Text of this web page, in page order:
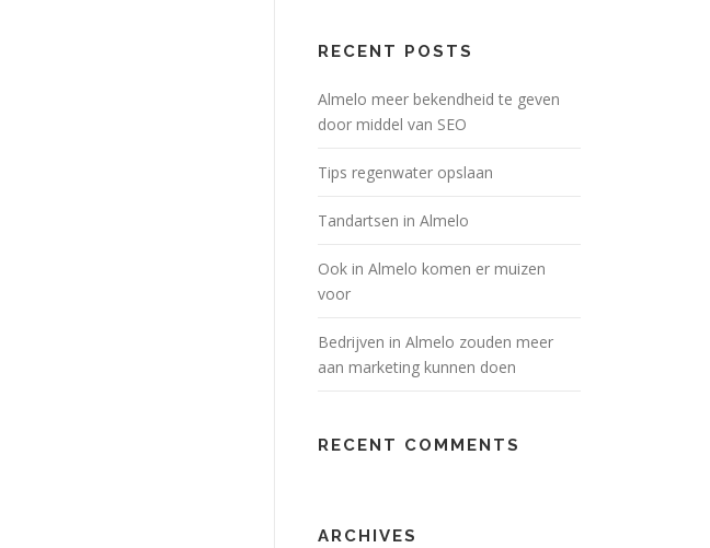
RECENT POSTS
Almelo meer bekendheid te geven
door middel van SEO
Tips regenwater opslaan
Tandartsen in Almelo
Ook in Almelo komen er muizen
voor
Bedrijven in Almelo zouden meer
aan marketing kunnen doen
RECENT COMMENTS
ARCHIVES